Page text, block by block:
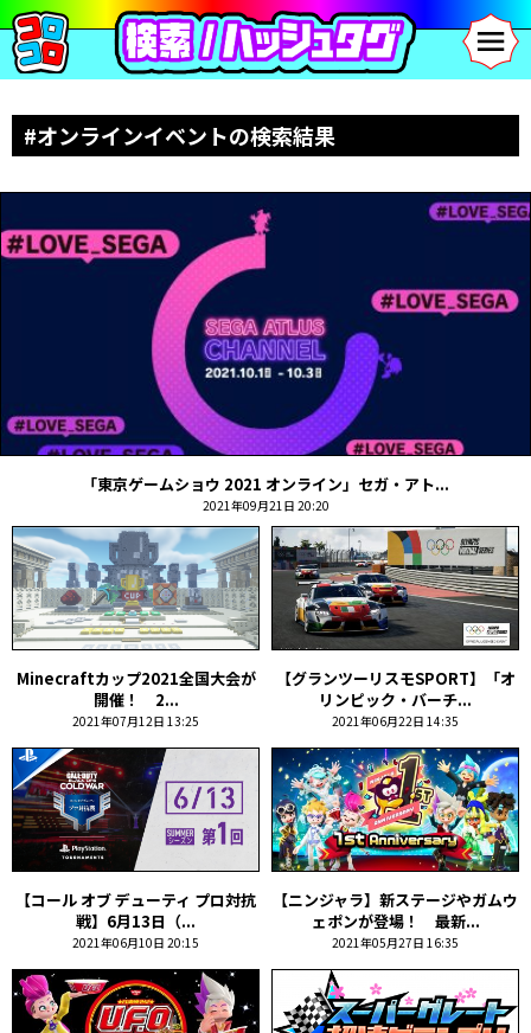
#オンラインイベントの検索結果
「東京ゲームショウ 2021 オンライン」セガ・アト...
2021年09月21日 20:20
Minecraftカップ2021全国大会が
開催！ 2...
2021年07月12日 13:25
【グランツーリスモSPORT】「オ
リンピック・バーチ...
2021年06月22日 14:35
【コール オブ デューティ プロ対抗
戦】6月13日（...
2021年06月10日 20:15
【ニンジャラ】新ステージやガムウ
ェポンが登場！ 最新...
2021年05月27日 16:35